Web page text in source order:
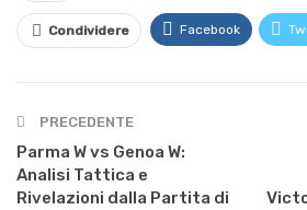
Condividere Facebook
PRECEDENTE
Parma W vs Genoa W:
Analisi Tattica e
Rivelazioni dalla Partita di